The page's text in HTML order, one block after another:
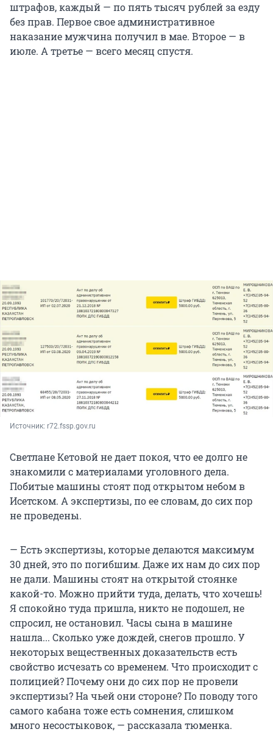
штрафов, каждый — по пять тысяч рублей за езду
без прав. Первое свое административное
наказание мужчина получил в мае. Второе — в
июле. А третье — всего месяц спустя.
Источник: r72.fssp.gov.ru
Светлане Кетовой не дает покоя, что ее долго не
знакомили с материалами уголовного дела.
Побитые машины стоят под открытом небом в
Исетском. А экспертизы, по ее словам, до сих пор
не проведены.
— Есть экспертизы, которые делаются максимум
30 дней, это по погибшим. Даже их нам до сих пор
не дали. Машины стоят на открытой стоянке
какой-то. Можно прийти туда, делать, что хочешь!
Я спокойно туда пришла, никто не подошел, не
спросил, не остановил. Часы сына в машине
нашла... Сколько уже дождей, снегов прошло. У
некоторых вещественных доказательств есть
свойство исчезать со временем. Что происходит с
полицией? Почему они до сих пор не провели
экспертизы? На чьей они стороне? По поводу того
самого кабана тоже есть сомнения, слишком
много несостыковок, — рассказала тюменка.